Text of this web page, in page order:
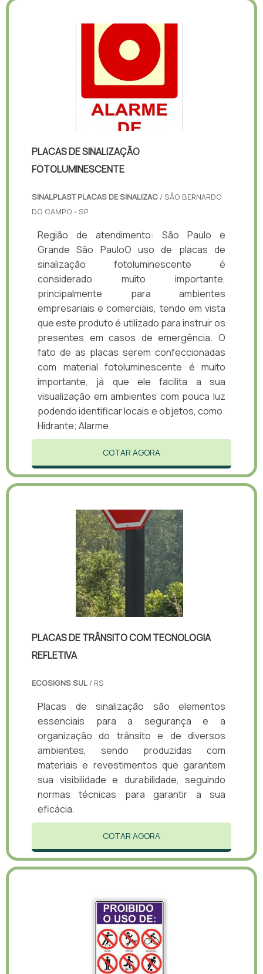
PLACAS DE SINALIZAÇÃO
FOTOLUMINESCENTE
SINALPLAST PLACAS DE SINALIZAC / SÃO BERNARDO
DO CAMPO - SP
Região de atendimento: São Paulo e
Grande São PauloO uso de placas de
sinalização fotoluminescente é
considerado muito importante,
principalmente para ambientes
empresariais e comerciais, tendo em vista
que este produto é utilizado para instruir os
presentes em casos de emergência. O
fato de as placas serem confeccionadas
com material fotoluminescente é muito
importante, já que ele facilita a sua
visualização em ambientes com pouca luz
podendo identificar locais e objetos, como:
Hidrante; Alarme.
COTAR AGORA
PLACAS DE TRÂNSITO COM TECNOLOGIA
REFLETIVA
ECOSIGNS SUL / RS
Placas de sinalização são elementos
essenciais para a segurança e a
organização do trânsito e de diversos
ambientes, sendo produzidas com
materiais e revestimentos que garantem
sua visibilidade e durabilidade, seguindo
normas técnicas para garantir a sua
eficácia.
COTAR AGORA